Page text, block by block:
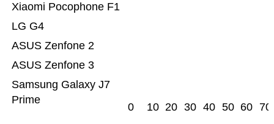
Samsung Galaxy J7
Prime
ASUS Zenfone 3
ASUS Zenfone 2
LG G4
Xiaomi Pocophone F1
0 10 20 30 40 50 60 70